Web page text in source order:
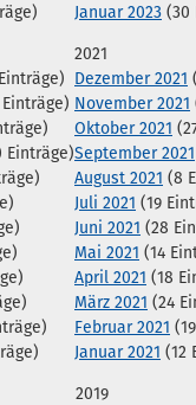
Januar 2023 (30
Einträge)
2021
Dezember 2021
November 2021
Oktober 2021
September 2021
August 2021 (8
Juli 2021 (19
Juni 2021 (28
Mai 2021 (14
April 2021 (18
März 2021 (24
Februar 2021
Januar 2021 (12
2019